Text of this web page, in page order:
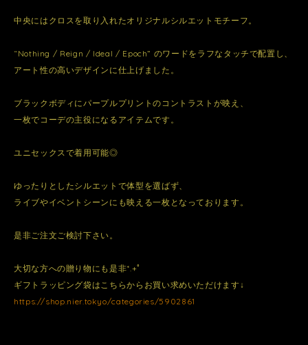
中央にはクロスを取り入れたオリジナルシルエットモチーフ。
“Nothing / Reign / Ideal / Epoch” のワードをラフなタッチで配置し、
アート性の高いデザインに仕上げました。
ブラックボディにパープルプリントのコントラストが映え、
一枚でコーデの主役になるアイテムです。
ユニセックスで着用可能◎
ゆったりとしたシルエットで体型を選ばず、
ライブやイベントシーンにも映える一枚となっております。
是非ご注文ご検討下さい。
大切な方への贈り物にも是非*.+ﾟ
ギフトラッピング袋はこちらからお買い求めいただけます↓
https://shop.nier.tokyo/categories/5902861